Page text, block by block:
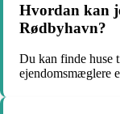
Hvordan kan
Rødbyhavn?
Du kan finde huse
ejendomsmæglere